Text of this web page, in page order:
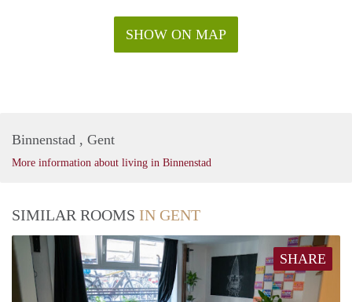
SHOW ON MAP
Binnenstad , Gent
More information about living in Binnenstad
SIMILAR ROOMS IN GENT
SHARE